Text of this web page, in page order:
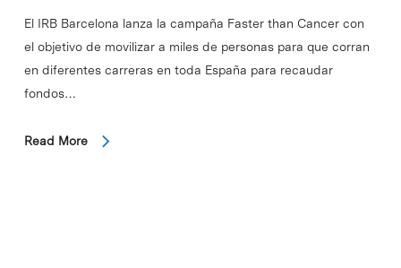
El IRB Barcelona lanza la campaña Faster than Cancer con
el objetivo de movilizar a miles de personas para que corran
en diferentes carreras en toda España para recaudar
fondos…
Read More